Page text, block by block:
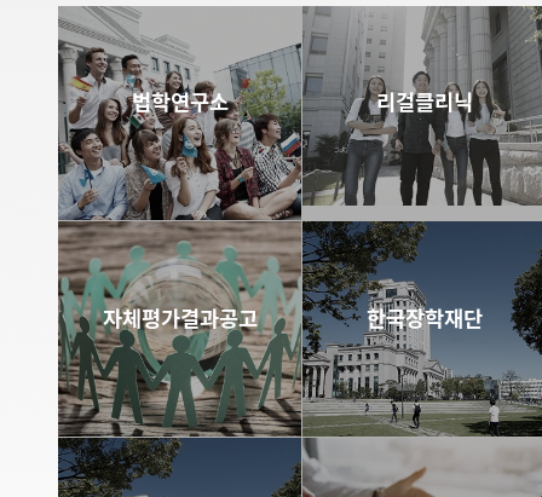
법학연구소
바로가기
리걸클리닉
바로가기
자체평가결과공고
바로가기
한국장학재단
바로가기